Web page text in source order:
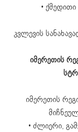
•
კვლევის
იმერეთის
იმერეთის
• ძლიერი,